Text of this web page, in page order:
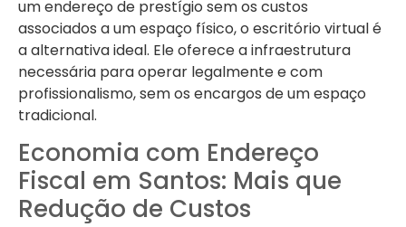
um endereço de prestígio sem os custos
associados a um espaço físico, o escritório virtual é
a alternativa ideal. Ele oferece a infraestrutura
necessária para operar legalmente e com
profissionalismo, sem os encargos de um espaço
tradicional.
Economia com Endereço
Fiscal em Santos: Mais que
Redução de Custos